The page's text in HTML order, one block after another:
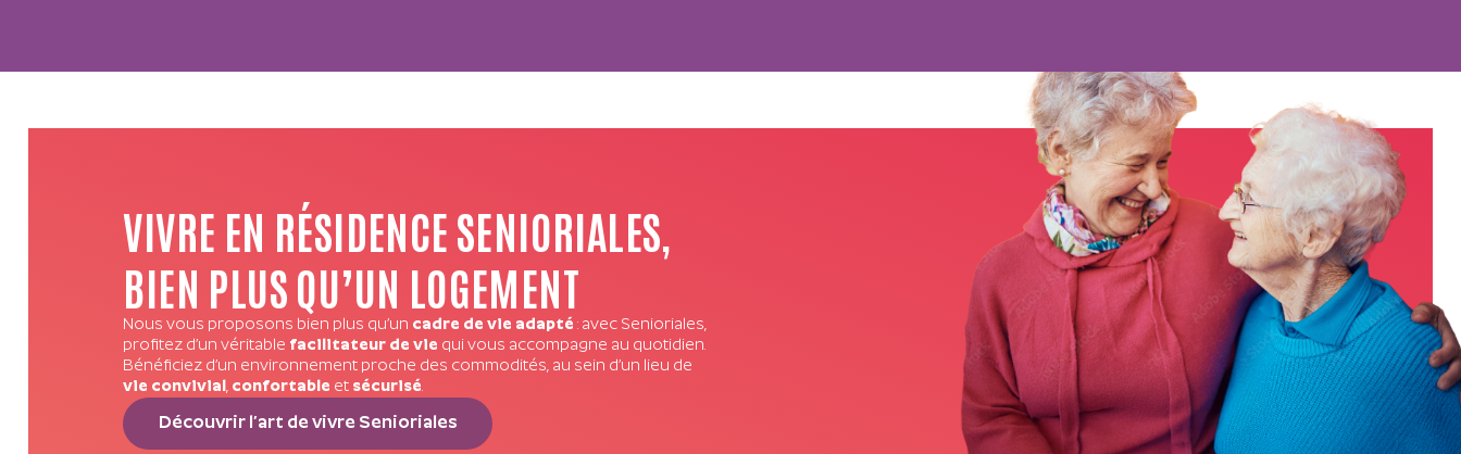
VIVRE EN RÉSIDENCE SENIORIALES,
BIEN PLUS QU’UN LOGEMENT
Nous vous proposons bien plus qu’un cadre de vie adapté : avec Senioriales,
profitez d’un véritable facilitateur de vie qui vous accompagne au quotidien.
Bénéficiez d’un environnement proche des commodités, au sein d’un lieu de
vie convivial, confortable et sécurisé.
Découvrir l’art de vivre Senioriales